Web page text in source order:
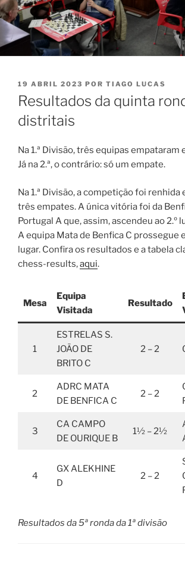
PUBLICADO
EM
19 ABRIL 2023 POR TIAGO LUCAS
Resultados da quinta
distritais
Na 1.ª Divisão, três equipas empataram
Já na 2.ª, o contrário: só um empate.
Na 1.ª Divisão, a competição foi renhida
três empates. A única vitória foi da
Portugal A que, assim, ascendeu ao 2.º
A equipa Mata de Benfica C prossegue
lugar. Confira os resultados e a tabela
chess-results,aqui.
Mesa
Equipa
Visitada
Resultado
1
ESTRELAS S.
JOÃO DE
BRITO C
2 – 2
2
ADRC MATA
DE BENFICA C
2 – 2
3
CA CAMPO
DE OURIQUE B
1½ – 2½
4
GX ALEKHINE
D
2 – 2
Resultados da 5ª ronda da 1ª divisão